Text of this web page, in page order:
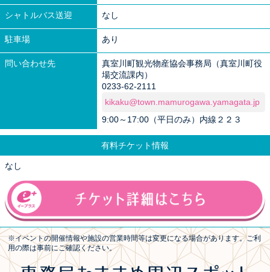
シャトルバス送迎 なし
駐車場 あり
問い合わせ先
真室川町観光物産協会事務局（真室川町役
場交流課内）
0233-62-2111
kikaku@town.mamurogawa.yamagata.jp
9:00～17:00（平日のみ）内線２２３
有料チケット情報
なし
※イベントの開催情報や施設の営業時間等は変更になる場合があります。ご利
用の際は事前にご確認ください。